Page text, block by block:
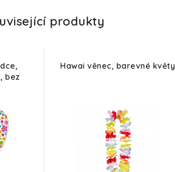
produkty
bez
Hawai věnec, barevné květy